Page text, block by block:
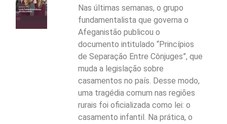
Nas últimas semanas, o grupo
fundamentalista que governa o
Afeganistão publicou o
documento intitulado “Princípios
de Separação Entre Cônjuges”, que
muda a legislação sobre
casamentos no país. Desse modo,
uma tragédia comum nas regiões
rurais foi oficializada como lei: o
casamento infantil. Na prática, o